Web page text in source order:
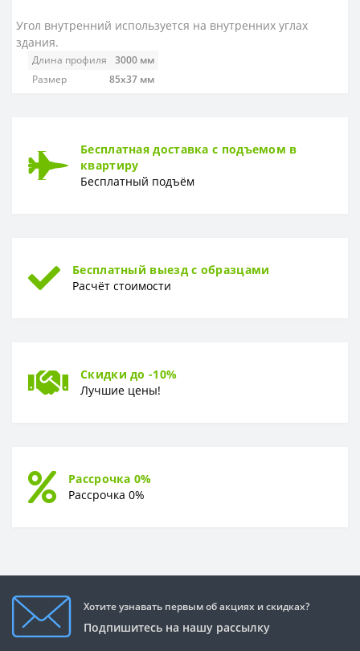
Угол внутренний используется на внутренних углах
здания.
Длина профиля
3000 мм
Размер
85х37 мм
Бесплатная доставка с подъемом в
квартиру
Бесплатный подъём
Бесплатный выезд с образцами
Расчёт стоимости
Скидки до -10%
Лучшие цены!
Рассрочка 0%
Рассрочка 0%
Хотите узнавать первым об акциях и скидках?
Подпишитесь на нашу рассылку